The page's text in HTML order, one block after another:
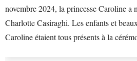
novembre 2024, la princesse Caroline a
Charlotte Casiraghi. Les enfants et
Caroline étaient tous présents à la